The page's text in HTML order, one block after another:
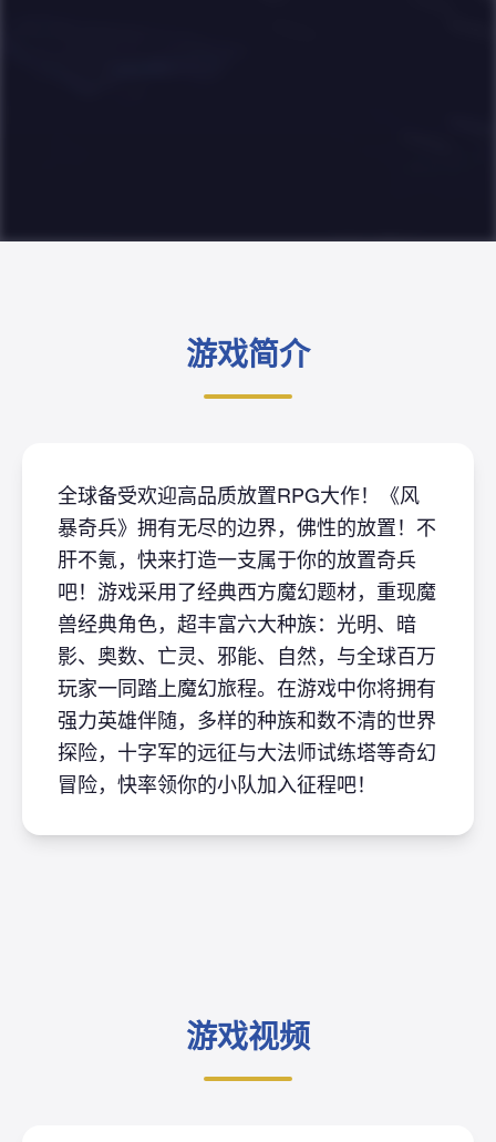
游戏简介
全球备受欢迎高品质放置RPG大作！《风
暴奇兵》拥有无尽的边界，佛性的放置！不
肝不氪，快来打造一支属于你的放置奇兵
吧！游戏采用了经典西方魔幻题材，重现魔
兽经典角色，超丰富六大种族：光明、暗
影、奥数、亡灵、邪能、自然，与全球百万
玩家一同踏上魔幻旅程。在游戏中你将拥有
强力英雄伴随，多样的种族和数不清的世界
探险，十字军的远征与大法师试练塔等奇幻
冒险，快率领你的小队加入征程吧！
游戏视频